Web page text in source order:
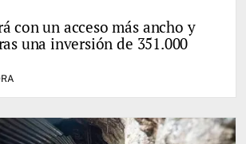
con un acceso más ancho y
una inversión de 351.000